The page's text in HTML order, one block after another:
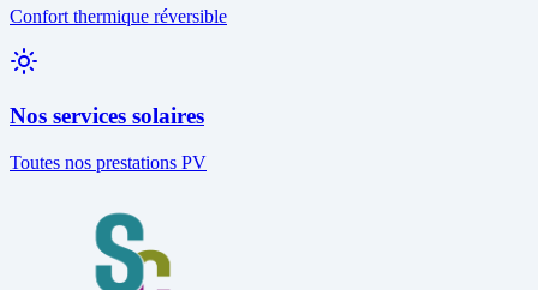
Confort thermique réversible
Nos services solaires
Toutes nos prestations PV